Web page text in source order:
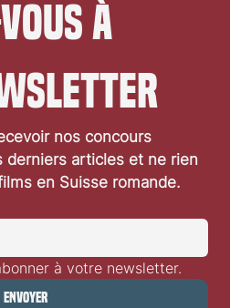
à
nos concours
derniers articles et ne rien
en Suisse romande.
à votre newsletter.
Envoyer